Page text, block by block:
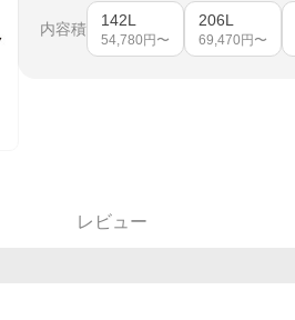
内容積 142L
54,780 円〜
206L
69,470 円〜
レビュー